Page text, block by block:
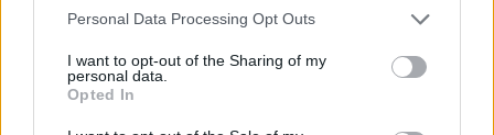
Personal Data Processing Opt Outs
I want to opt-out of the Sharing of my
personal data.
Opted In